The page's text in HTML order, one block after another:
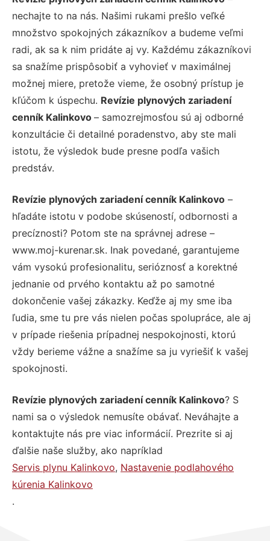
nechajte to na nás. Našimi rukami prešlo veľké
množstvo spokojných zákazníkov a budeme veľmi
radi, ak sa k nim pridáte aj vy. Každému zákazníkovi
sa snažíme prispôsobiť a vyhovieť v maximálnej
možnej miere, pretože vieme, že osobný prístup je
kľúčom k úspechu. Revízie plynových zariadení
cenník Kalinkovo – samozrejmosťou sú aj odborné
konzultácie či detailné poradenstvo, aby ste mali
istotu, že výsledok bude presne podľa vašich
predstáv.
Revízie plynových zariadení cenník Kalinkovo –
hľadáte istotu v podobe skúseností, odbornosti a
precíznosti? Potom ste na správnej adrese –
www.moj-kurenar.sk. Inak povedané, garantujeme
vám vysokú profesionalitu, serióznosť a korektné
jednanie od prvého kontaktu až po samotné
dokončenie vašej zákazky. Keďže aj my sme iba
ľudia, sme tu pre vás nielen počas spolupráce, ale aj
v prípade riešenia prípadnej nespokojnosti, ktorú
vždy berieme vážne a snažíme sa ju vyriešiť k vašej
spokojnosti.
Revízie plynových zariadení cenník Kalinkovo? S
nami sa o výsledok nemusíte obávať. Neváhajte a
kontaktujte nás pre viac informácií. Prezrite si aj
ďalšie naše služby, ako napríklad
Servis plynu Kalinkovo, Nastavenie podlahového
kúrenia Kalinkovo
.